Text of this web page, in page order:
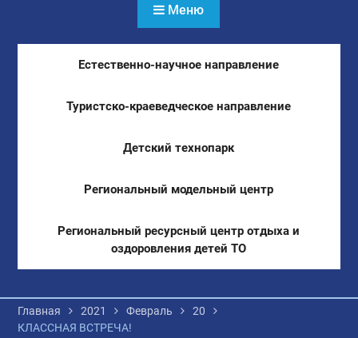
Меню
Естественно-научное направление
Туристско-краеведческое направление
Детский технопарк
Региональный модельный центр
Региональный ресурсный центр отдыха и
оздоровления детей ТО
Главная 2021 Февраль
20
КЛАССНАЯ ВСТРЕЧА!